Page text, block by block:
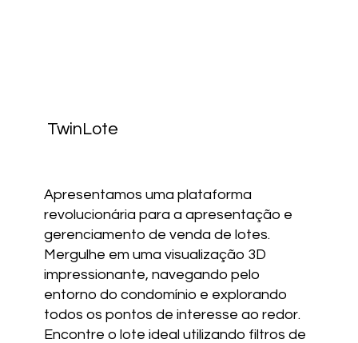
TwinLote
Apresentamos uma plataforma
revolucionária para a apresentação e
gerenciamento de venda de lotes.
Mergulhe em uma visualização 3D
impressionante, navegando pelo
entorno do condomínio e explorando
todos os pontos de interesse ao redor.
Encontre o lote ideal utilizando filtros de